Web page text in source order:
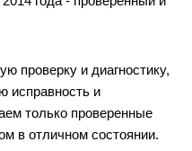
проверку и диагностику,
исправность и
только проверенные
в отличном состоянии.